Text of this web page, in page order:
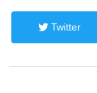
Twitter